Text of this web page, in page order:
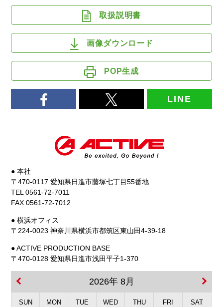
取扱説明書
画像ダウンロード
POP生成
LINE
● 本社
〒470-0117 愛知県日進市藤塚七丁目55番地
TEL 0561-72-7011
FAX 0561-72-7012
● 横浜オフィス
〒224-0023 神奈川県横浜市都筑区東山田4-39-18
● ACTIVE PRODUCTION BASE
〒470-0128 愛知県日進市浅田平子1-370
2026年 8月
SUN MON TUE WED THU FRI SAT